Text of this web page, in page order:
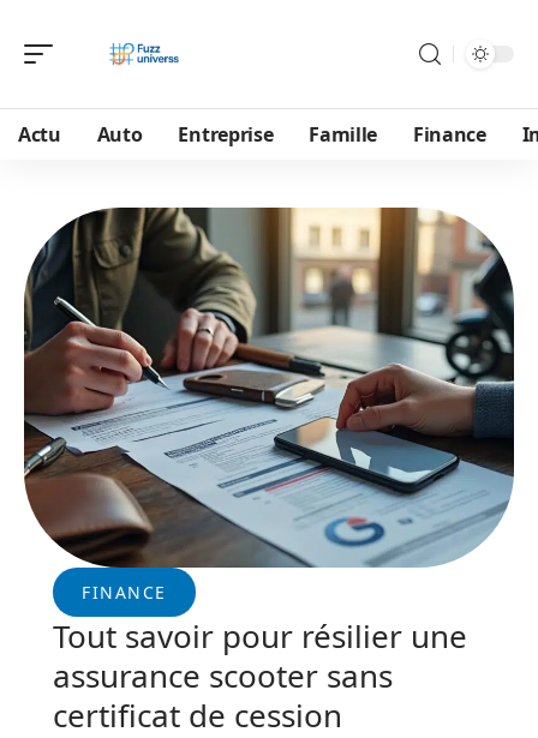
Actu Auto Entreprise Famille Finance
FINANCE
Tout savoir pour résilier une
assurance scooter sans
certificat de cession